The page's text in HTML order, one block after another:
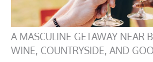
A MASCULINE GETAWAY NEAR
WINE, COUNTRYSIDE, AND